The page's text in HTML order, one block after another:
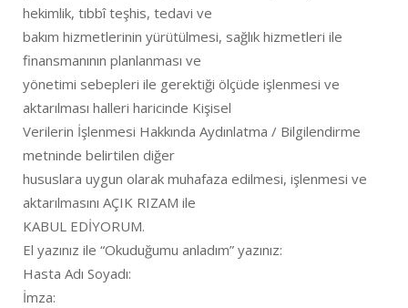
hekimlik, tıbbî teşhis, tedavi ve
bakım hizmetlerinin yürütülmesi, sağlık hizmetleri ile
finansmanının planlanması ve
yönetimi sebepleri ile gerektiği ölçüde işlenmesi ve
aktarılması halleri haricinde Kişisel
Verilerin İşlenmesi Hakkında Aydınlatma / Bilgilendirme
metninde belirtilen diğer
hususlara uygun olarak muhafaza edilmesi, işlenmesi ve
aktarılmasını AÇIK RIZAM ile
KABUL EDİYORUM.
El yazınız ile “Okuduğumu anladım” yazınız:
Hasta Adı Soyadı:
İmza: